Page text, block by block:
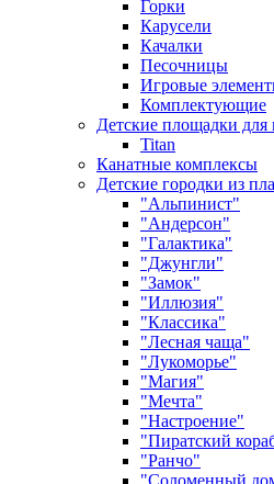
Горки
Карусели
Качалки
Песочницы
Игровые
Комплектующие
Детские площадки
Titan
Канатные комплексы
Детские городки из
"Альпинист"
"Андерсон"
"Галактика"
"Джунгли"
"Замок"
"Иллюзия"
"Классика"
"Лесная чаща"
"Лукоморье"
"Магия"
"Мечта"
"Настроение"
"Пиратский
"Ранчо"
"Соломенный